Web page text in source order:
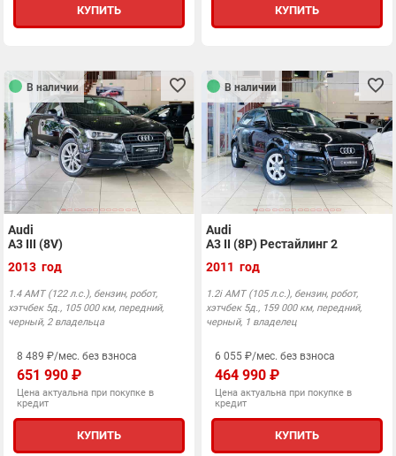
КУПИТЬ КУПИТЬ
В наличии
Audi
A3 III (8V)
2013 год
1.4 AMT (122 л.с.), бензин, робот,
хэтчбек 5д., 105 000 км, передний,
черный, 2 владельца
8 489 ₽/мес. без взноса
651 990 ₽
Цена актуальна при покупке в
кредит
КУПИТЬ
В наличии
Audi
A3 II (8P) Рестайлинг 2
2011 год
1.2i AMT (105 л.с.), бензин, робот,
хэтчбек 5д., 159 000 км, передний,
черный, 1 владелец
6 055 ₽/мес. без взноса
464 990 ₽
Цена актуальна при покупке в
кредит
КУПИТЬ